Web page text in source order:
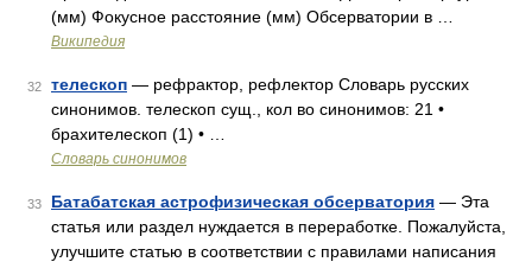
(мм) Фокусное расстояние (мм) Обсерватории в …
Википедия
32 телескоп — рефрактор, рефлектор Словарь русских
синонимов. телескоп сущ., кол во синонимов: 21 •
брахителескоп (1) • …
Словарь синонимов
33 Батабатская астрофизическая обсерватория — Эта
статья или раздел нуждается в переработке. Пожалуйста,
улучшите статью в соответствии с правилами написания